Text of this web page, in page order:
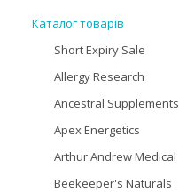
Каталог товарів
Short Expiry Sale
Allergy Research
Ancestral Supplements
Apex Energetics
Arthur Andrew Medical
Beekeeper's Naturals